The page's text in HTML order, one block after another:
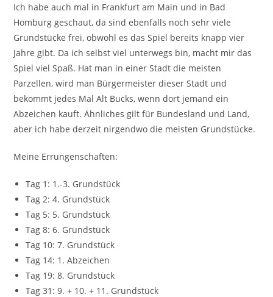
Ich habe auch mal in Frankfurt am Main und in Bad
Homburg geschaut, da sind ebenfalls noch sehr viele
Grundstücke frei, obwohl es das Spiel bereits knapp vier
Jahre gibt. Da ich selbst viel unterwegs bin, macht mir das
Spiel viel Spaß. Hat man in einer Stadt die meisten
Parzellen, wird man Bürgermeister dieser Stadt und
bekommt jedes Mal Alt Bucks, wenn dort jemand ein
Abzeichen kauft. Ähnliches gilt für Bundesland und Land,
aber ich habe derzeit nirgendwo die meisten Grundstücke.
Meine Errungenschaften:
Tag 1: 1.-3. Grundstück
Tag 2: 4. Grundstück
Tag 5: 5. Grundstück
Tag 8: 6. Grundstück
Tag 10: 7. Grundstück
Tag 14: 1. Abzeichen
Tag 19: 8. Grundstück
Tag 31: 9. + 10. + 11. Grundstück